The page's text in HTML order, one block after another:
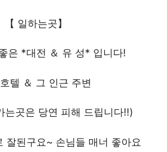
【 일하는곳】
은 *대전 ＆ 유 성* 입니다!
텔 ＆ 그 인근 주변
는곳은 당연 피해 드립니다!!)
잘된구요~ 손님들 매너 좋아요